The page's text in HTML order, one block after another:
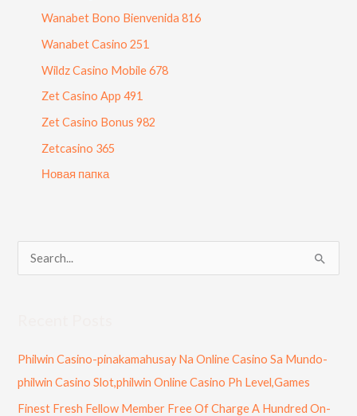
Wanabet Bono Bienvenida 816
Wanabet Casino 251
Wildz Casino Mobile 678
Zet Casino App 491
Zet Casino Bonus 982
Zetcasino 365
Новая папка
c
h
Philwin Casino-pinakamahusay Na Online Casino Sa Mundo-
philwin Casino Slot,philwin Online Casino Ph Level,Games
Finest Fresh Fellow Member Free Of Charge A Hundred On-